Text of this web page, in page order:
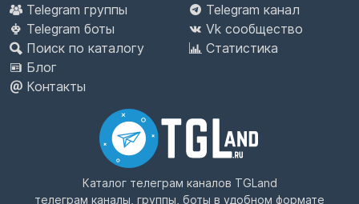
Telegram группы
Telegram боты
Поиск по каталогу
Блог
Контакты
Telegram канал
Vk сообщество
Статистика
Каталог телеграм каналов TGLand
телеграм каналы, группы, боты в удобном формате